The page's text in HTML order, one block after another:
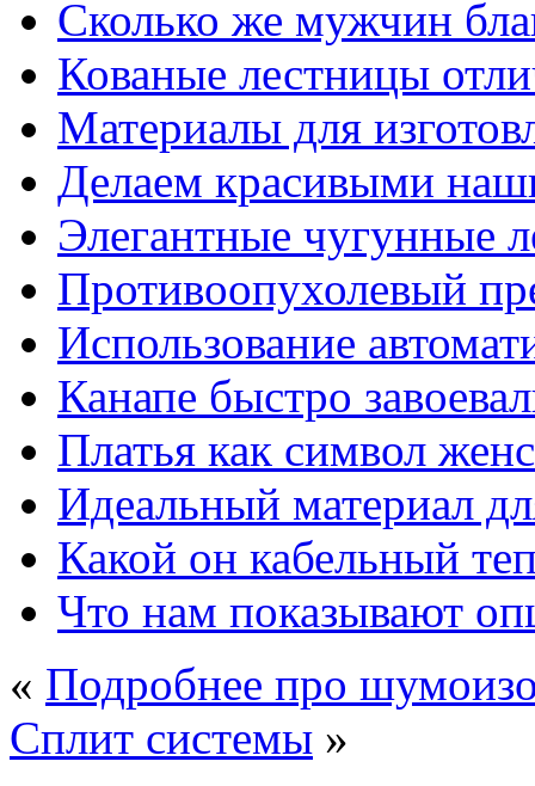
Сколько же мужчин
Кованые лестницы
Материалы для
Делаем красивыми
Элегантные чугунные
Противоопухолевый
Использование
Канапе быстро
Платья как символ
Идеальный материал
Какой он кабельный
Что нам показывают
« Подробнее про
Сплит системы »